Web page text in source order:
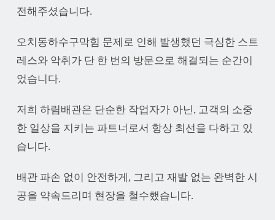
전해주셨습니다.
오치동하수구막힘 문제로 인해 발생했던 극심한 스트
레스와 악취가 단 한 번의 방문으로 해결되는 순간이
었습니다.
저희 하림배관은 단순한 작업자가 아닌, 고객의 소중
한 일상을 지키는 파트너로서 항상 최선을 다하고 있
습니다.
배관 파손 없이 안전하게, 그리고 재발 없는 완벽한 시
공을 약속드리며 현장을 철수했습니다.